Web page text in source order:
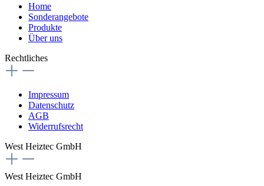
Home
Sonderangebote
Produkte
Über uns
Rechtliches
Impressum
Datenschutz
AGB
Widerrufsrecht
West Heiztec GmbH
West Heiztec GmbH